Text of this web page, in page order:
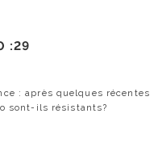
:29
: après quelques récentes
sont-ils résistants?